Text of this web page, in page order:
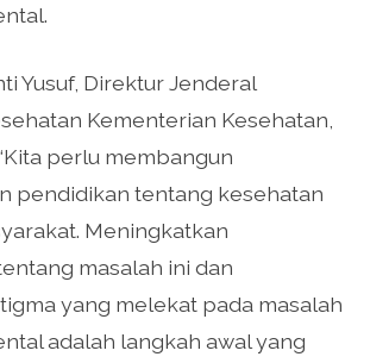
Yusuf, Direktur Jenderal
Kementerian Kesehatan,
perlu membangun
pendidikan tentang kesehatan
Meningkatkan
masalah ini dan
yang melekat pada masalah
adalah langkah awal yang